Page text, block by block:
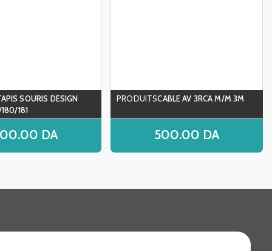
SOURIS DESIGN
181
DA
CABLE AV 3RCA M/M 3M
500.00 DA